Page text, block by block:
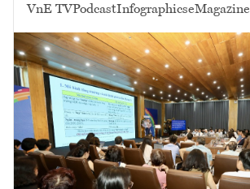
VnE TVPodcastInfographicseMagazine